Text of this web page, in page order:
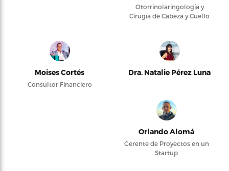
Otorrinolaringología y
Cirugía de Cabeza y Cuello
Moises Cortés
Consultor Financiero
Dra. Natalie Pérez Luna
Orlando Alomá
Gerente de Proyectos en un
Startup